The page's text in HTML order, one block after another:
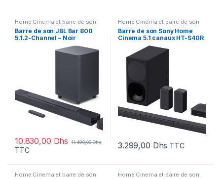
Home Cinema et barre de son
Barre de son JBL Bar 800
5.1.2-Channel – Noir
(JBLBAR800PROBLKUK)
10.830,00 Dhs 11.490,00Dhs
TTC
Home Cinema et barre de son
Barre de son Sony Home
Cinema 5.1 canaux HT-S40R
3.299,00 Dhs TTC
Home Cinema et barre de son Home Cinema et barre de son